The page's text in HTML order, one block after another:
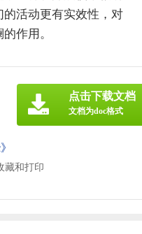
活动更有实效性，对
作用。
藏和打印
点击下载文档
文档为doc格式